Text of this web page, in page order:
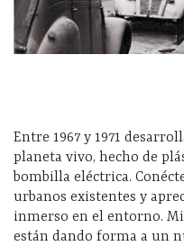
Entre 1967 y 1971
planeta vivo, hecho de
bombilla eléctrica.
urbanos existentes y
inmerso en el entorno.
están dando forma a un